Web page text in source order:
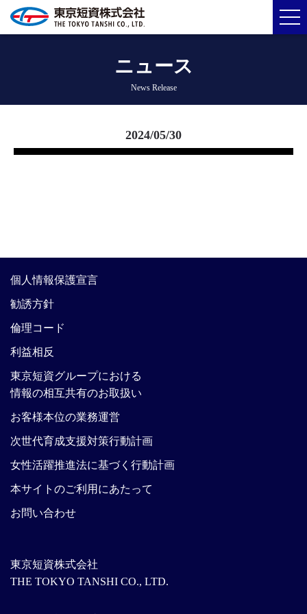
ニュース
News Release
2024/05/30
東京短資株式会社
THE TOKYO TANSHI CO., LTD.
個人情報保護宣言
勧誘方針
倫理コード
利益相反
東京短資グループにおける
情報の相互共有のお取扱い
お客様本位の業務運営
次世代育成支援対策行動計画
女性活躍推進法に基づく行動計画
本サイトのご利用にあたって
お問い合わせ